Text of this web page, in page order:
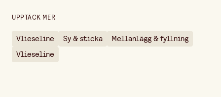
Tjocklek
UPPTÄCK MER
Vlieseline Sy & sticka
Mellanlägg & fyllning
Vlieseline